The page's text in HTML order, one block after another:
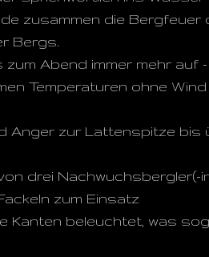
zusammen die Bergfeuer
Bergs.
Abend immer mehr auf
Temperaturen ohne
Anger zur Lattenspitze bis
drei Nachwuchsbergler(-
zum Einsatz
Kanten beleuchtet, was